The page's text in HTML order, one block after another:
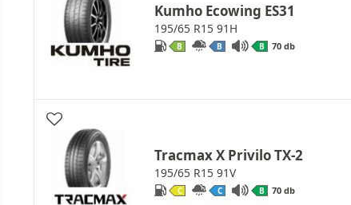
Kumho Ecowing ES31
195/65 R15 91H
B B B 70 db
Tracmax X Privilo TX-2
195/65 R15 91V
C C B 70 db